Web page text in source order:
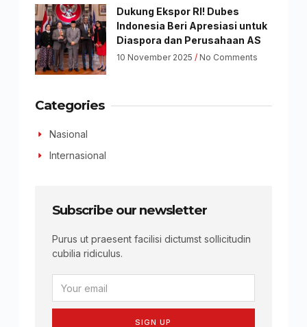
Dukung Ekspor RI! Dubes
Indonesia Beri Apresiasi untuk
Diaspora dan Perusahaan AS
10 November 2025 No Comments
Categories
Nasional
Internasional
Subscribe our newsletter
Purus ut praesent facilisi dictumst sollicitudin
cubilia ridiculus.
SIGN UP